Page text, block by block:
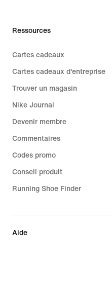
Ressources
Cartes cadeaux
Cartes cadeaux d'entreprise
Trouver un magasin
Nike Journal
Devenir membre
Commentaires
Codes promo
Conseil produit
Running Shoe Finder
Aide